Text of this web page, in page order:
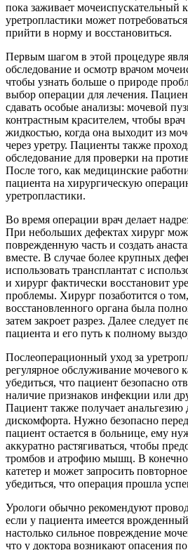
пока заживает мочеиспускательный
уретропластики может
прийти в норму и восстановиться.
Первым шагом в этой процедуре
обследование и осмотр врачом
чтобы узнать больше о природе
выбор операции для лечения.
сдавать особые анализы: мочевой
контрастным красителем, чтобы врач
жидкостью, когда она выходит из
через уретру. Пациенты также
обследование для проверки на
После того, как медицинские
пациента на хирургическую
уретропластики.
Во время операции врач делает
При небольших дефектах хирург
поврежденную часть и создать
вместе. В случае более крупных
использовать трансплантат с
и хирург фактически восстановит
проблемы. Хирург позаботится о
восстановленного органа была
затем закроет разрез. Далее следует
пациента и его путь к полному
Послеоперационный уход за
регулярное обслуживание мочевого
убедиться, что пациент безопасно
наличие признаков инфекции или
Пациент также получает анальгезию
дискомфорта. Нужно безопасно
пациент остается в больнице, ему
аккуратно растягиваться, чтобы
тромбов и атрофию мышц. В
катетер и может запросить
убедиться, что операция прошла
Урологи обычно рекомендуют
если у пациента имеется
настолько сильное повреждение
что у доктора возникают опасения